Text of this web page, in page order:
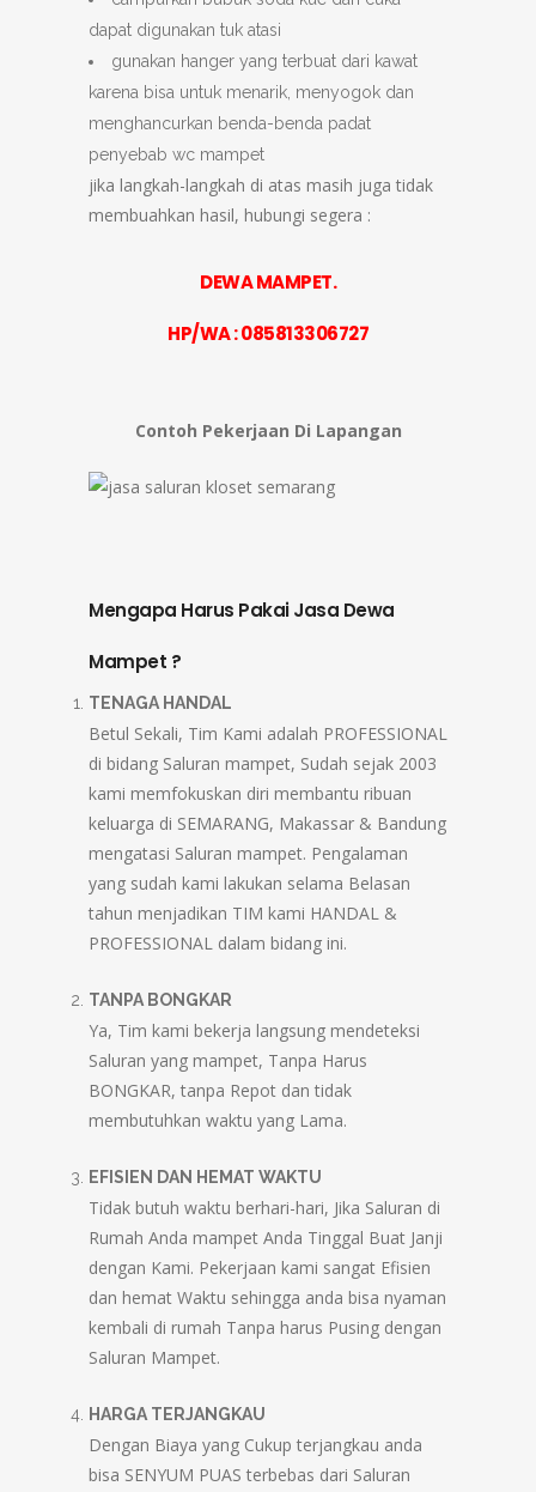
dapat digunakan tuk atasi
gunakan hanger yang terbuat dari kawat
karena bisa untuk menarik, menyogok dan
menghancurkan benda-benda padat
penyebab wc mampet
jika langkah-langkah di atas masih juga tidak
membuahkan hasil, hubungi segera :
DEWA MAMPET.
HP/WA : 085813306727
Contoh Pekerjaan Di Lapangan
Mengapa Harus Pakai Jasa Dewa
Mampet ?
TENAGA HANDAL
Betul Sekali, Tim Kami adalah PROFESSIONAL
di bidang Saluran mampet, Sudah sejak 2003
kami memfokuskan diri membantu ribuan
keluarga di SEMARANG, Makassar & Bandung
mengatasi Saluran mampet. Pengalaman
yang sudah kami lakukan selama Belasan
tahun menjadikan TIM kami HANDAL &
PROFESSIONAL dalam bidang ini.
TANPA BONGKAR
Ya, Tim kami bekerja langsung mendeteksi
Saluran yang mampet, Tanpa Harus
BONGKAR, tanpa Repot dan tidak
membutuhkan waktu yang Lama.
EFISIEN DAN HEMAT WAKTU
Tidak butuh waktu berhari-hari, Jika Saluran di
Rumah Anda mampet Anda Tinggal Buat Janji
dengan Kami. Pekerjaan kami sangat Efisien
dan hemat Waktu sehingga anda bisa nyaman
kembali di rumah Tanpa harus Pusing dengan
Saluran Mampet.
HARGA TERJANGKAU
Dengan Biaya yang Cukup terjangkau anda
bisa SENYUM PUAS terbebas dari Saluran